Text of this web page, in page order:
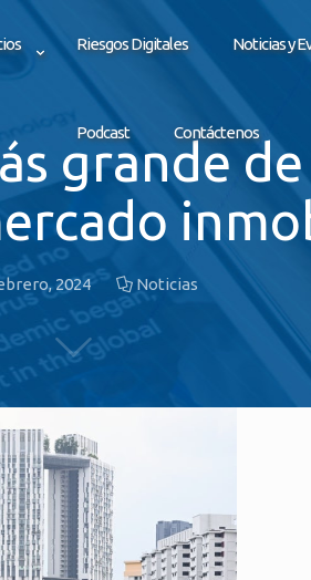
Riesgos Digitales Noticias y
Podcast Contáctenos
grande
2024 Noticias